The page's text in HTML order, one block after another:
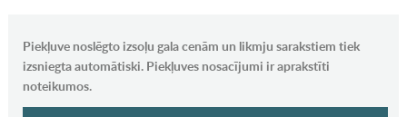
Piekļuve noslēgto izsoļu gala cenām un likmju sarakstiem tiek
izsniegta automātiski. Piekļuves nosacījumi ir aprakstīti
noteikumos.